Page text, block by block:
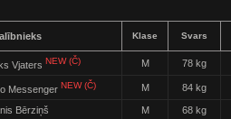
Klase Svars
Vjaters NEW (Č) M 78 kg
Messenger NEW (Č) M 84 kg
Bērziņš M 68 kg